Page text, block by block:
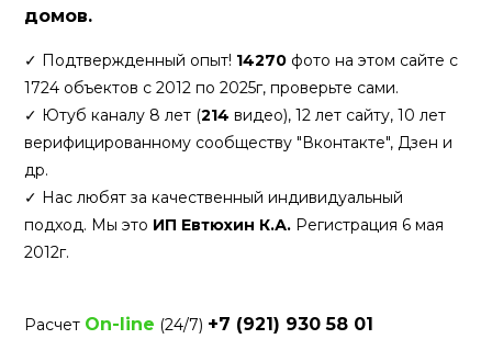
домов.
✓ Подтвержденный опыт! 14270 фото на этом сайте с
1724 объектов с 2012 по 2025г, проверьте сами.
✓ Ютуб каналу 8 лет (214 видео), 12 лет сайту, 10 лет
верифицированному сообществу "Вконтакте", Дзен и
др.
✓ Нас любят за качественный индивидуальный
подход. Мы это ИП Евтюхин К.А. Регистрация 6 мая
2012г.
Расчет On-line (24/7) +7 (921) 930 58 01